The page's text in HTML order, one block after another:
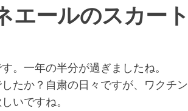
エールのスカート
。一年の半分が過ぎましたね。
たか？自粛の日々ですが、ワクチ
いですね。